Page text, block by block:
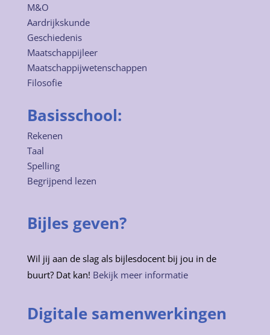
M&O
Aardrijkskunde
Geschiedenis
Maatschappijleer
Maatschappijwetenschappen
Filosofie
Basisschool:
Rekenen
Taal
Spelling
Begrijpend lezen
Bijles geven?
Wil jij aan de slag als bijlesdocent bij jou in de
buurt? Dat kan! Bekijk meer informatie
Digitale samenwerkingen